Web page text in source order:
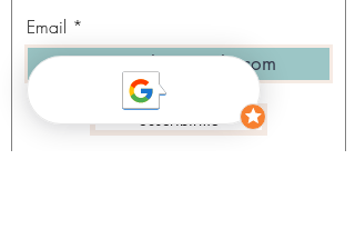
Email
Suscribirme